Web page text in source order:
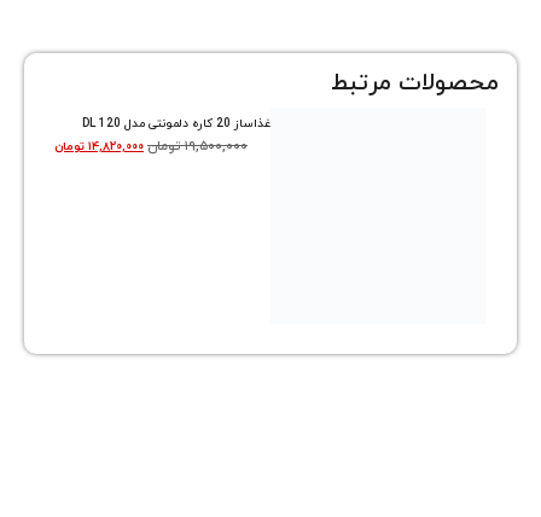
مرتبط
تومان ۱۴,۸۲۰,۰۰۰ تومان